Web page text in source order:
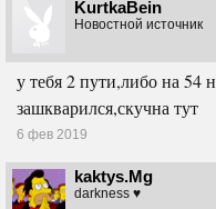
KurtkaBein
Новостной источник
у тебя 2 пути,либо на 54
зашкварился,скучна тут
6 фев 2019
kaktys.Mg
darkness ♥